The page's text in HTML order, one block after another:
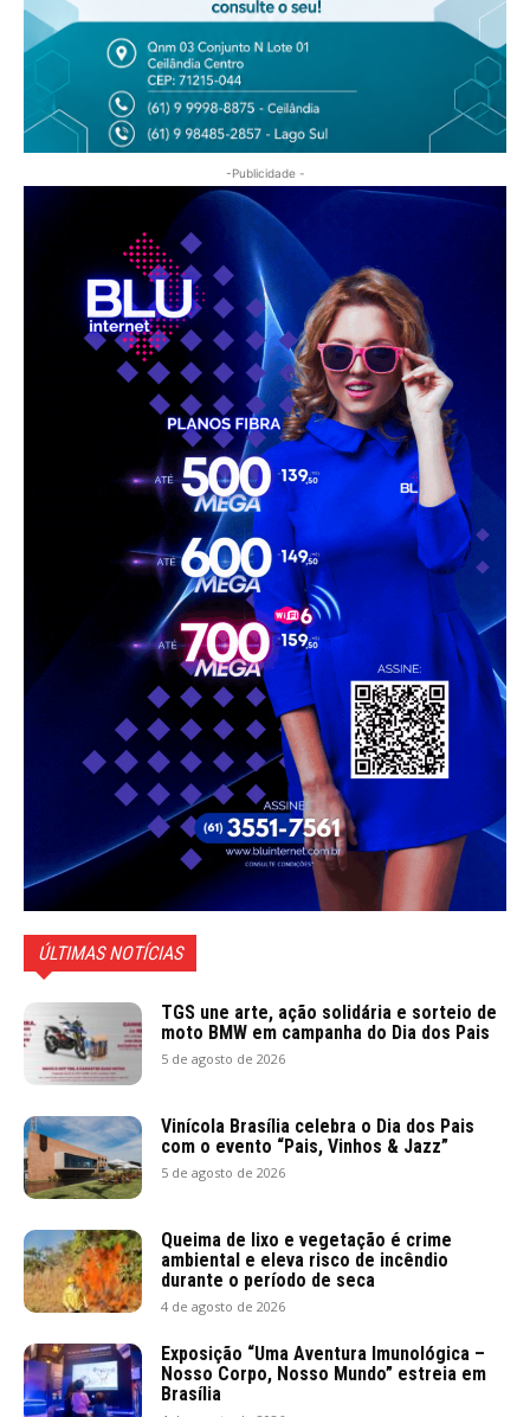
-Publicidade -
ÚLTIMAS NOTÍCIAS
TGS une arte, ação solidária e sorteio de
moto BMW em campanha do Dia dos Pais
5 de agosto de 2026
Vinícola Brasília celebra o Dia dos Pais
com o evento “Pais, Vinhos & Jazz”
5 de agosto de 2026
Queima de lixo e vegetação é crime
ambiental e eleva risco de incêndio
durante o período de seca
4 de agosto de 2026
Exposição “Uma Aventura Imunológica –
Nosso Corpo, Nosso Mundo” estreia em
Brasília